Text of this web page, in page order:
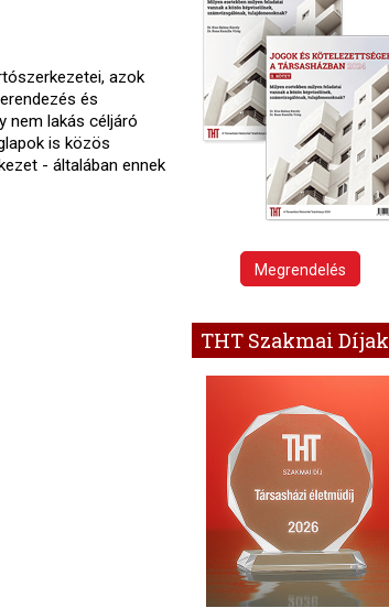
azok
és
nem lakás céljáró
is közös
- általában ennek
Megrendelés
THT Szakmai Díjak